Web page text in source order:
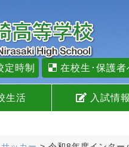
定時制 在校生･保護者
生活 入試情報